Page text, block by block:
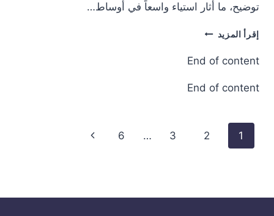
توضيح، ما أثار استياء واسعاً في أوساط…
إقرأ المزيد رغم
آلاف
فلاحو
متى
End of content
End of content
تنقل
الصفحة
1
2
3
…
6
الصفحة